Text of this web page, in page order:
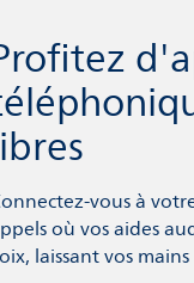
vous à
où vos aides
laissant vos